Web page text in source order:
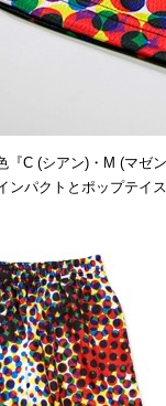
『C (シアン)・M (マゼ
ンパクトとポップテイ